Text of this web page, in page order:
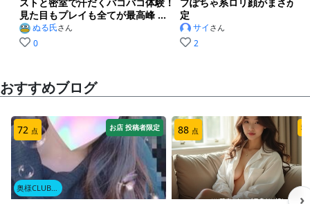
きじゃありませんが(^^;;
露骨に嫌な顔して良いことなんて何一つありませ
ん・・
セルフでシャワーですが、少しだけボディ洗いしてく
れます。
ベッドに先にでて待っていると、バスタオルで拭きふ
きした、みぃちゃん仮が隣に滑り込んできます。
見た目もプレイも全てが最高峰 ...
ぬる氏さん
0
定
サイ さん
2
おすすめブログ
›
72 点 お店 投稿者限定
奥様CLUB華美 岐南店
88 点